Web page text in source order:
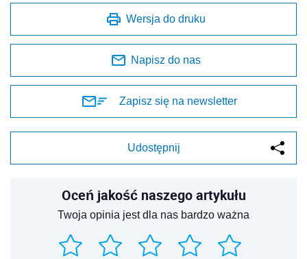
Wersja do druku
Napisz do nas
Zapisz się na newsletter
Udostępnij
Oceń jakość naszego artykułu
Twoja opinia jest dla nas bardzo ważna